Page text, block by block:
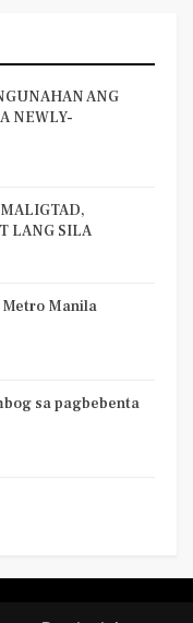
ANG
NEWLY-
LANG SILA
Manila
sa pagbebenta